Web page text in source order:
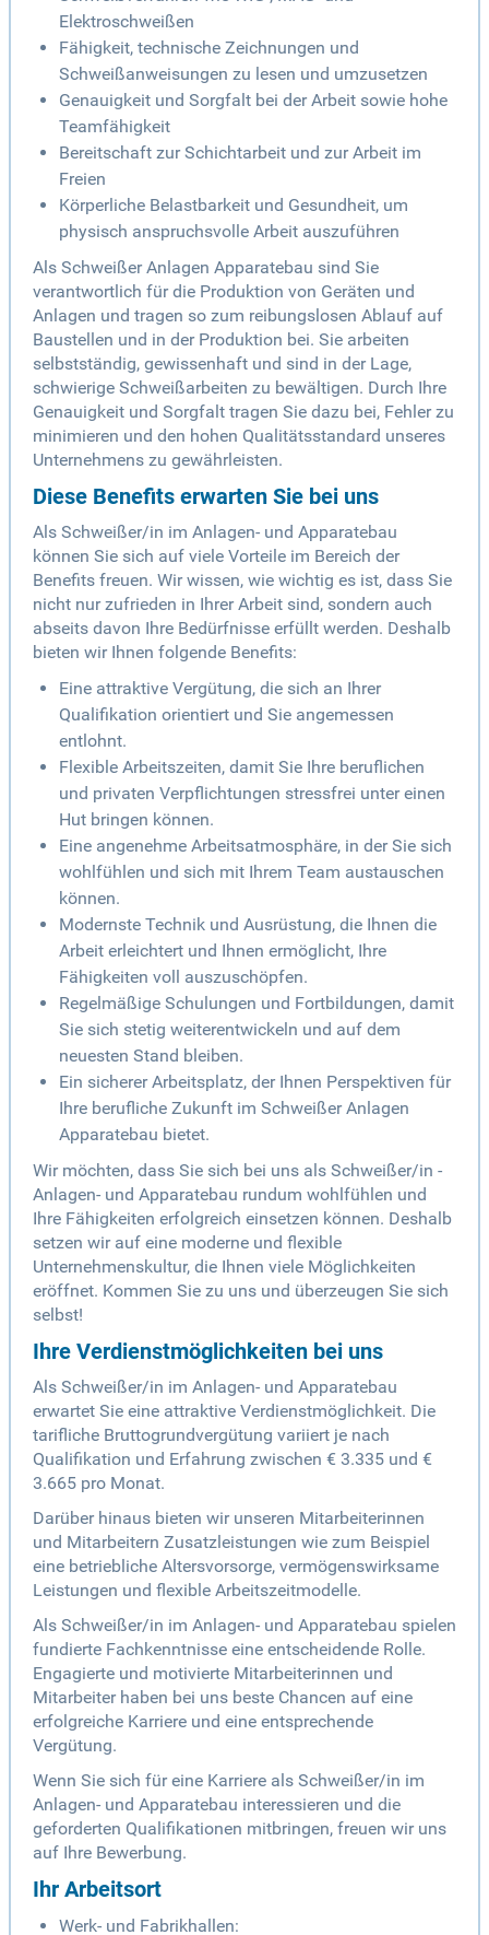
Elektroschweißen
Fähigkeit, technische Zeichnungen und
Schweißanweisungen zu lesen und umzusetzen
Genauigkeit und Sorgfalt bei der Arbeit sowie hohe
Teamfähigkeit
Bereitschaft zur Schichtarbeit und zur Arbeit im
Freien
Körperliche Belastbarkeit und Gesundheit, um
physisch anspruchsvolle Arbeit auszuführen
Als Schweißer Anlagen Apparatebau sind Sie
verantwortlich für die Produktion von Geräten und
Anlagen und tragen so zum reibungslosen Ablauf auf
Baustellen und in der Produktion bei. Sie arbeiten
selbstständig, gewissenhaft und sind in der Lage,
schwierige Schweißarbeiten zu bewältigen. Durch Ihre
Genauigkeit und Sorgfalt tragen Sie dazu bei, Fehler zu
minimieren und den hohen Qualitätsstandard unseres
Unternehmens zu gewährleisten.
Diese Benefits erwarten Sie bei uns
Als Schweißer/in im Anlagen- und Apparatebau
können Sie sich auf viele Vorteile im Bereich der
Benefits freuen. Wir wissen, wie wichtig es ist, dass Sie
nicht nur zufrieden in Ihrer Arbeit sind, sondern auch
abseits davon Ihre Bedürfnisse erfüllt werden. Deshalb
bieten wir Ihnen folgende Benefits:
Eine attraktive Vergütung, die sich an Ihrer
Qualifikation orientiert und Sie angemessen
entlohnt.
Flexible Arbeitszeiten, damit Sie Ihre beruflichen
und privaten Verpflichtungen stressfrei unter einen
Hut bringen können.
Eine angenehme Arbeitsatmosphäre, in der Sie sich
wohlfühlen und sich mit Ihrem Team austauschen
können.
Modernste Technik und Ausrüstung, die Ihnen die
Arbeit erleichtert und Ihnen ermöglicht, Ihre
Fähigkeiten voll auszuschöpfen.
Regelmäßige Schulungen und Fortbildungen, damit
Sie sich stetig weiterentwickeln und auf dem
neuesten Stand bleiben.
Ein sicherer Arbeitsplatz, der Ihnen Perspektiven für
Ihre berufliche Zukunft im Schweißer Anlagen
Apparatebau bietet.
Wir möchten, dass Sie sich bei uns als Schweißer/in -
Anlagen- und Apparatebau rundum wohlfühlen und
Ihre Fähigkeiten erfolgreich einsetzen können. Deshalb
setzen wir auf eine moderne und flexible
Unternehmenskultur, die Ihnen viele Möglichkeiten
eröffnet. Kommen Sie zu uns und überzeugen Sie sich
selbst!
Ihre Verdienstmöglichkeiten bei uns
Als Schweißer/in im Anlagen- und Apparatebau
erwartet Sie eine attraktive Verdienstmöglichkeit. Die
tarifliche Bruttogrundvergütung variiert je nach
Qualifikation und Erfahrung zwischen € 3.335 und €
3.665 pro Monat.
Darüber hinaus bieten wir unseren Mitarbeiterinnen
und Mitarbeitern Zusatzleistungen wie zum Beispiel
eine betriebliche Altersvorsorge, vermögenswirksame
Leistungen und flexible Arbeitszeitmodelle.
Als Schweißer/in im Anlagen- und Apparatebau spielen
fundierte Fachkenntnisse eine entscheidende Rolle.
Engagierte und motivierte Mitarbeiterinnen und
Mitarbeiter haben bei uns beste Chancen auf eine
erfolgreiche Karriere und eine entsprechende
Vergütung.
Wenn Sie sich für eine Karriere als Schweißer/in im
Anlagen- und Apparatebau interessieren und die
geforderten Qualifikationen mitbringen, freuen wir uns
auf Ihre Bewerbung.
Ihr Arbeitsort
Werk- und Fabrikhallen: